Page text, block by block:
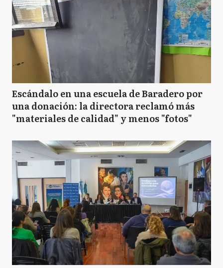
Escándalo en una escuela de Baradero por
una donación: la directora reclamó más
"materiales de calidad" y menos "fotos"